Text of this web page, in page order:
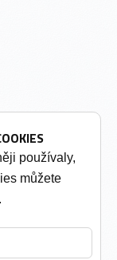
používaly,
můžete